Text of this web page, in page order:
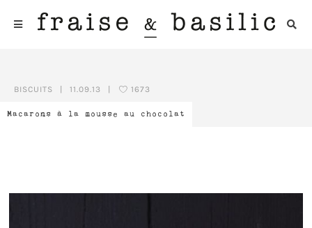
Macarons à la mousse au chocolat
BISCUITS 11.09.13 1673